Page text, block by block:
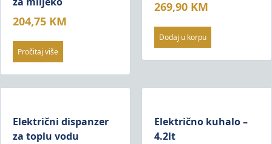
204,75 KM
Pročitaj više
269,90 KM
Dodaj u korpu
Električni dispanzer
za toplu vodu
Električno kuhalo –
4.2lt